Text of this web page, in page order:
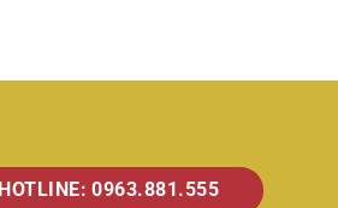
HOTLINE: 0963.881.555